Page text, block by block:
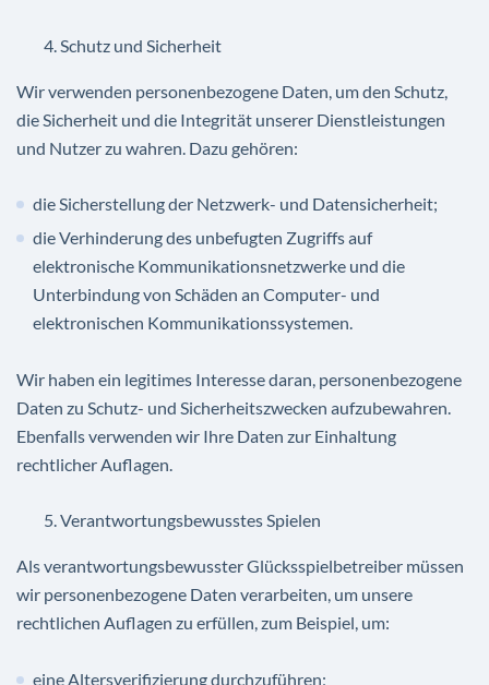
Schutz und Sicherheit
Wir verwenden personenbezogene Daten, um den Schutz,
die Sicherheit und die Integrität unserer Dienstleistungen
und Nutzer zu wahren. Dazu gehören:
die Sicherstellung der Netzwerk- und Datensicherheit;
die Verhinderung des unbefugten Zugriffs auf
elektronische Kommunikationsnetzwerke und die
Unterbindung von Schäden an Computer- und
elektronischen Kommunikationssystemen.
Wir haben ein legitimes Interesse daran, personenbezogene
Daten zu Schutz- und Sicherheitszwecken aufzubewahren.
Ebenfalls verwenden wir Ihre Daten zur Einhaltung
rechtlicher Auflagen.
Verantwortungsbewusstes Spielen
Als verantwortungsbewusster Glücksspielbetreiber müssen
wir personenbezogene Daten verarbeiten, um unsere
rechtlichen Auflagen zu erfüllen, zum Beispiel, um:
eine Altersverifizierung durchzuführen;